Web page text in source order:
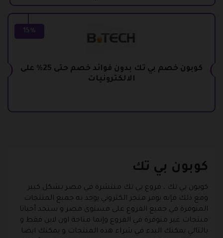
15%
كوبون خصم بي تك بدون فوائد خصم حتى 25% على
الالكترونيات
كوبون بي تك
كوبون بي تك ، فروع بي تك منتشرة في مصر بشكل كبير
ومع ذلك فإنه يوفر متجر الكتروني يوجد به جميع المنتجات
المتوفرة في جميع الفروع على مستوى مصر و ستجد أحيانا
منتجات غير متوفرة في الفروع وإنما متاحة اون لاين فقط و
بالتالي يمكنك البدء في شراء هذه المنتجات و يمكنك ايضا